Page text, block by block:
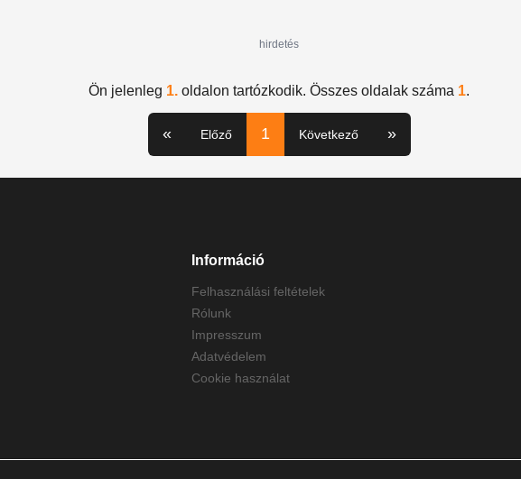
hirdetés
Ön jelenleg 1. oldalon tartózkodik. Összes oldalak száma 1.
« Előző 1 Következő »
Információ
Felhasználási feltételek
Rólunk
Impresszum
Adatvédelem
Cookie használat